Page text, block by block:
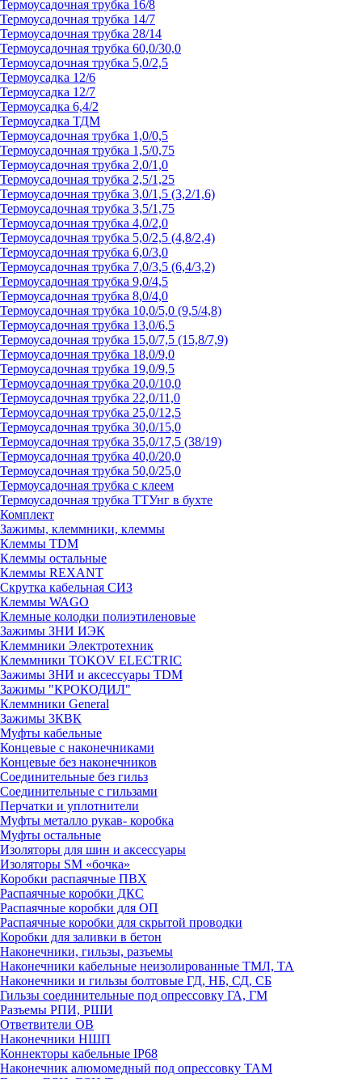
Термоусадочная трубка 16/8
Термоусадочная трубка 14/7
Термоусадочная трубка 28/14
Термоусадочная трубка 60,0/30,0
Термоусадочная трубка 5,0/2,5
Термоусадка 12/6
Термоусадка 12/7
Термоусадка 6,4/2
Термоусадка ТДМ
Термоусадочная трубка 1,0/0,5
Термоусадочная трубка 1,5/0,75
Термоусадочная трубка 2,0/1,0
Термоусадочная трубка 2,5/1,25
Термоусадочная трубка 3,0/1,5 (3,2/1,6)
Термоусадочная трубка 3,5/1,75
Термоусадочная трубка 4,0/2,0
Термоусадочная трубка 5,0/2,5 (4,8/2,4)
Термоусадочная трубка 6,0/3,0
Термоусадочная трубка 7,0/3,5 (6,4/3,2)
Термоусадочная трубка 9,0/4,5
Термоусадочная трубка 8,0/4,0
Термоусадочная трубка 10,0/5,0 (9,5/4,8)
Термоусадочная трубка 13,0/6,5
Термоусадочная трубка 15,0/7,5 (15,8/7,9)
Термоусадочная трубка 18,0/9,0
Термоусадочная трубка 19,0/9,5
Термоусадочная трубка 20,0/10,0
Термоусадочная трубка 22,0/11,0
Термоусадочная трубка 25,0/12,5
Термоусадочная трубка 30,0/15,0
Термоусадочная трубка 35,0/17,5 (38/19)
Термоусадочная трубка 40,0/20,0
Термоусадочная трубка 50,0/25,0
Термоусадочная трубка с клеем
Термоусадочная трубка ТТУнг в бухте
Комплект
Зажимы, клеммники, клеммы
Клеммы TDM
Клеммы остальные
Клеммы REXANT
Скрутка кабельная СИЗ
Клеммы WAGO
Клемные колодки полиэтиленовые
Зажимы ЗНИ ИЭК
Клеммники Электротехник
Клеммники TOKOV ELECTRIC
Зажимы ЗНИ и аксессуары TDM
Зажимы "КРОКОДИЛ"
Клеммники General
Зажимы 3КВК
Муфты кабельные
Концевые с наконечниками
Концевые без наконечников
Соединительные без гильз
Соединительные с гильзами
Перчатки и уплотнители
Муфты металло рукав- коробка
Муфты остальные
Изоляторы для шин и аксессуары
Изоляторы SM «бочка»
Коробки распаячные ПВХ
Распаячные коробки ДКС
Распаячные коробки для ОП
Распаячные коробки для скрытой проводки
Коробки для заливки в бетон
Наконечники, гильзы, разъемы
Наконечники кабельные неизолированные ТМЛ, ТА
Наконечники и гильзы болтовые ГД, НБ, СД, СБ
Гильзы соединительные под опрессовку ГА, ГМ
Разъемы РПИ, РШИ
Ответвители ОВ
Наконечники НШП
Коннекторы кабельные IP68
Наконечник алюмомедный под опрессовку ТАМ